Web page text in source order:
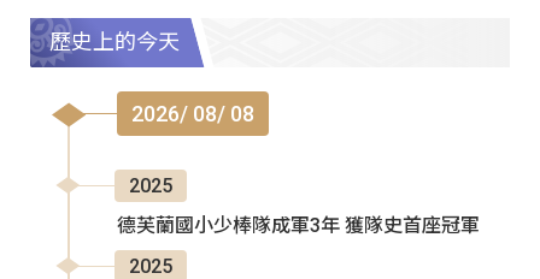
歷史上的今天
2026/ 08/ 08
2025
德芙蘭國小少棒隊成軍3年 獲隊史首座冠軍
2025